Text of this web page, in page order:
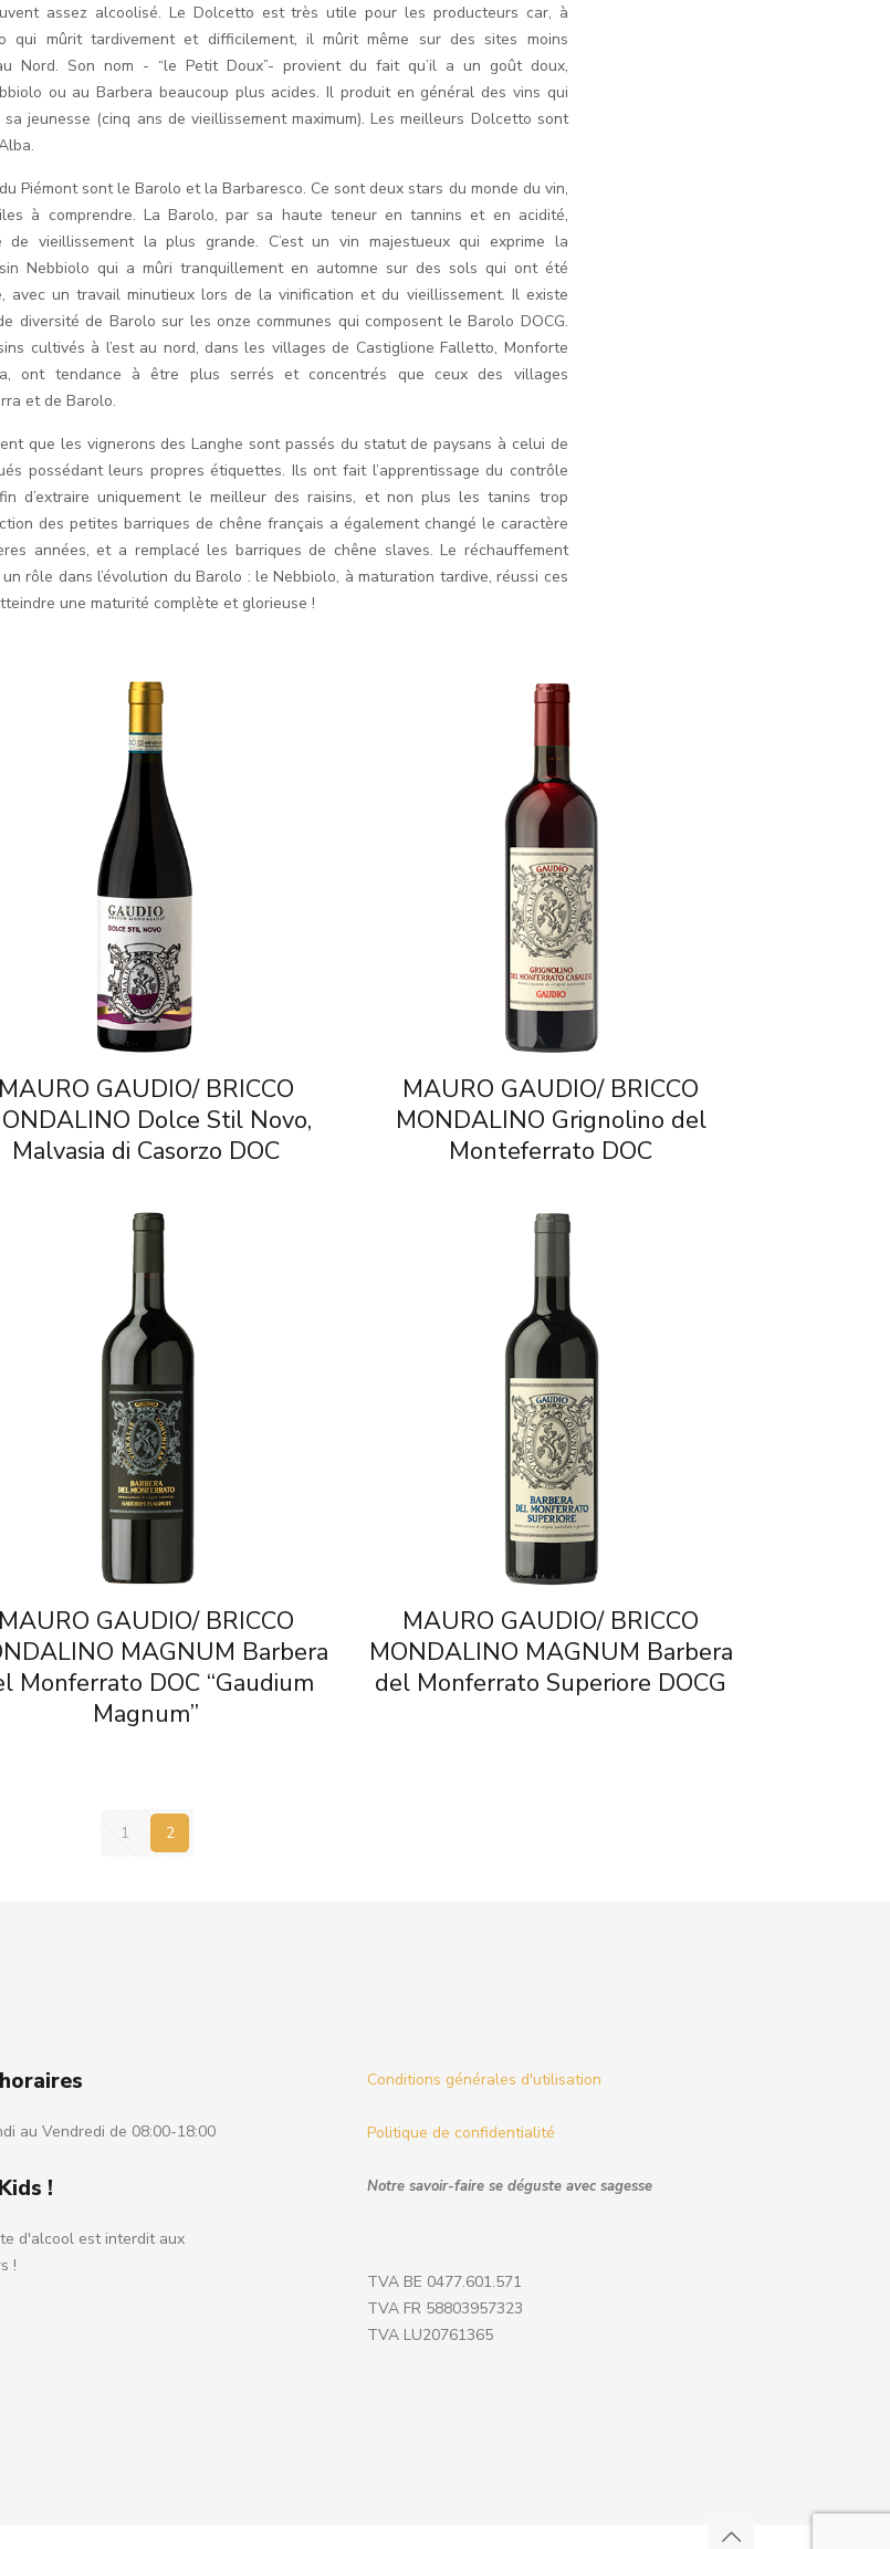
assez alcoolisé. Le Dolcetto est très utile pour les producteurs car, à
qui mûrit tardivement et difficilement, il mûrit même sur des sites moins
Nord. Son nom - “le Petit Doux”- provient du fait qu’il a un goût doux,
ou au Barbera beaucoup plus acides. Il produit en général des vins qui
jeunesse (cinq ans de vieillissement maximum). Les meilleurs Dolcetto sont
Piémont sont le Barolo et la Barbaresco. Ce sont deux stars du monde du vin,
à comprendre. La Barolo, par sa haute teneur en tannins et en acidité,
de vieillissement la plus grande. C’est un vin majestueux qui exprime la
Nebbiolo qui a mûri tranquillement en automne sur des sols qui ont été
avec un travail minutieux lors de la vinification et du vieillissement. Il existe
diversité de Barolo sur les onze communes qui composent le Barolo DOCG.
cultivés à l’est au nord, dans les villages de Castiglione Falletto, Monforte
ont tendance à être plus serrés et concentrés que ceux des villages
et de Barolo.
que les vignerons des Langhe sont passés du statut de paysans à celui de
possédant leurs propres étiquettes. Ils ont fait l’apprentissage du contrôle
d’extraire uniquement le meilleur des raisins, et non plus les tanins trop
des petites barriques de chêne français a également changé le caractère
années, et a remplacé les barriques de chêne slaves. Le réchauffement
rôle dans l’évolution du Barolo : le Nebbiolo, à maturation tardive, réussi ces
une maturité complète et glorieuse !
MAURO GAUDIO/ BRICCO
Dolce Stil Novo,
Malvasia di Casorzo DOC
MAURO GAUDIO/ BRICCO
MONDALINO Grignolino del
Monteferrato DOC
MAURO GAUDIO/ BRICCO
MAGNUM Barbera
Monferrato DOC “Gaudium
Magnum”
MAURO GAUDIO/ BRICCO
MONDALINO MAGNUM Barbera
del Monferrato Superiore DOCG
1 2
au Vendredi de 08:00-18:00
!
d'alcool est interdit aux
!
Conditions générales d'utilisation
Politique de confidentialité
Notre savoir-faire se déguste avec sagesse
TVA BE 0477.601.571
TVA FR 58803957323
TVA LU20761365